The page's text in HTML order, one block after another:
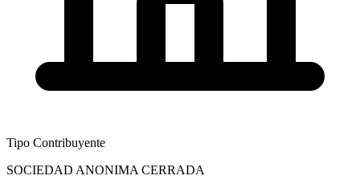
Tipo Contribuyente
SOCIEDAD ANONIMA CERRADA